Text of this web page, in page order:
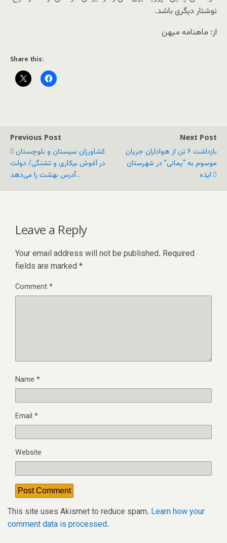
نوشتار دیگرى باشد.
از: ماهنامه میهن
Share this:
Previous Post
کشاورزان سیستان و بلوچستان
در آغوش بیکاری و تشنگی/ دولت
آدرس بهشت را می‌دهد...
Next Post
بازداشت ۶ تن از هواداران جریان
موسوم به “یمانی” در شهرستان
ایذه
Leave a Reply
Your email address will not be published. Required
fields are marked *
Comment*
Name *
Email *
Website
This site uses Akismet to reduce spam. Learn how your
comment data is processed.